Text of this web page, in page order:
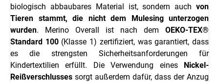
biologisch abbaubares Material ist, sondern auch von
Tieren stammt, die nicht dem Mulesing unterzogen
wurden. Merino Overall ist nach dem OEKO-TEX®
Standard 100(Klasse 1) zertifiziert, was garantiert, dass
es die strengsten Sicherheitsanforderungen für
Kindertextilien erfüllt. Die Verwendung eines Nickel-
Reißverschlusses sorgt außerdem dafür, dass der Anzug